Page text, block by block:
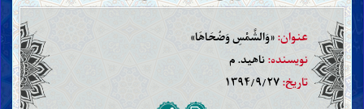
عنوان:«وَالشَّمْسِ وَضُحَاهَا»
نویسنده:ناهید. م
تاریخ:۱۳۹۴/۹/۲۷